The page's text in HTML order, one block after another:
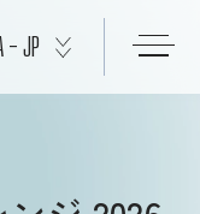
- JP